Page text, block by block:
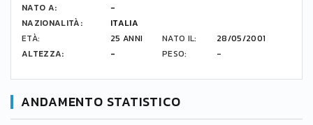
NATO A:
-
NAZIONALITÀ:
ITALIA
ETÀ:
25 ANNI NATO IL:
28/05/2001
ALTEZZA:
- PESO: -
ANDAMENTO STATISTICO